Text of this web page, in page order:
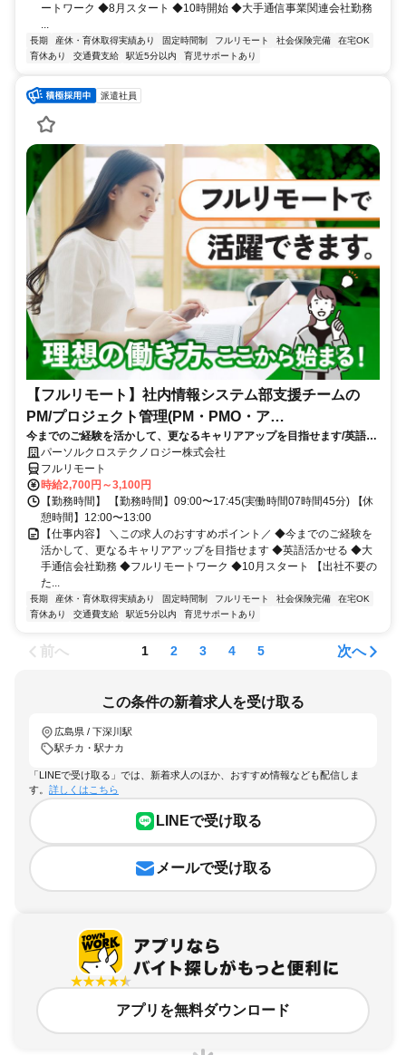
ートワーク ◆8月スタート ◆10時開始 ◆大手通信事業関連会社勤務
長期 産休・育休取得実績あり 固定時間制 フルリモート 社会保険完備
在宅OK
育休あり
交通費支給 駅近5分以内 育児サポートあり
派遣社員
【フルリモート】社内情報システム部支援チームの
PM/プロジェクト管理(PM・PMO・ア
シ)_N260774362
今までのご経験を活かして、更なるキャリアアップを目指せます/英語活
かせる/大手通信会社勤務/フルリモートワーク/10月スタート
パーソルクロステクノロジー株式会社
フルリモート
時給2,700円～3,100円
【勤務時間】 【勤務時間】09:00〜17:45(実働時間07時間45分) 【休
憩時間】12:00〜13:00
【仕事内容】 ＼この求人のおすすめポイント／ ◆今までのご経験を
活かして、更なるキャリアアップを目指せます ◆英語活かせる ◆大
手通信会社勤務 ◆フルリモートワーク ◆10月スタート 【出社不要の
た...
長期 産休・育休取得実績あり 固定時間制 フルリモート 社会保険完備
在宅OK
育休あり
交通費支給 駅近5分以内 育児サポートあり
前へ 1 2 3 4 5 次へ
この条件の新着求人を受け取る
広島県 / 下深川駅
駅チカ・駅ナカ
「LINEで受け取る」では、新着求人のほか、おすすめ情報なども配信しま
す。 詳しくはこちら
LINEで受け取る
メールで受け取る
アプリを無料ダウンロード